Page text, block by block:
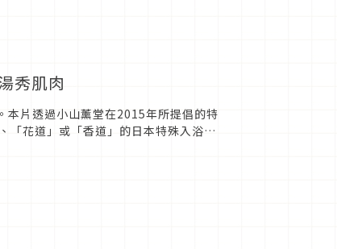
秀肌肉
本片透過小山薰堂在2015年所提倡的特
「花道」或「香道」的日本特殊入浴文